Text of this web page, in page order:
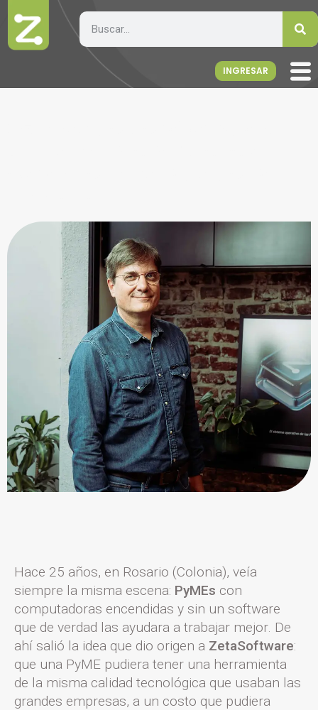
INGRESAR
Hace 25 años, en Rosario (Colonia), veía
siempre la misma escena: PyMEs con
computadoras encendidas y sin un software
que de verdad las ayudara a trabajar mejor. De
ahí salió la idea que dio origen a ZetaSoftware:
que una PyME pudiera tener una herramienta
de la misma calidad tecnológica que usaban las
grandes empresas, a un costo que pudiera